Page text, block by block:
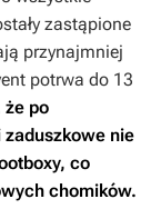
zastąpione
przynajmniej
potrwa do 13
że po
zaduszkowe nie
co
chomików.